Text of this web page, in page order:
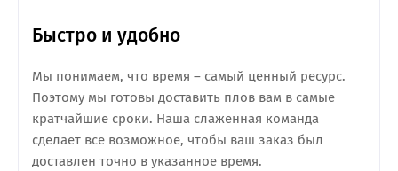
Быстро и удобно
Мы понимаем, что время – самый ценный ресурс.
Поэтому мы готовы доставить плов вам в самые
кратчайшие сроки. Наша слаженная команда
сделает все возможное, чтобы ваш заказ был
доставлен точно в указанное время.